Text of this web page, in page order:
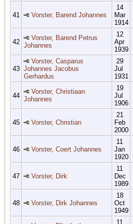
41 Vorster, Barend Johannes
14
Mar
1914
42
Vorster, Barend Petrus
Johannes
12
Apr
1939
43
Vorster, Casparus
Johannes Jacobus
Gerhardus
29
Jul
1931
44
Vorster, Christiaan
Johannes
19
Jul
1906
45 Vorster, Christian
21
Feb
2000
46 Vorster, Coert Johannes
11
Jan
1920
47 Vorster, Dirk
11
Dec
1989
48 Vorster, Dirk Johannes
18
Oct
1949
11